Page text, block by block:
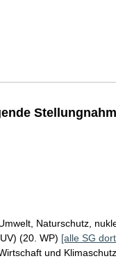
Naturschutz,
(20. WP) [alle SG
und